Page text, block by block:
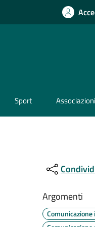
Sport Associazioni
Argomenti